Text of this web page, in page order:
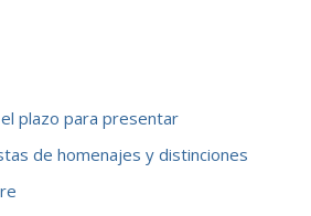
plazo para presentar
de homenajes y distinciones